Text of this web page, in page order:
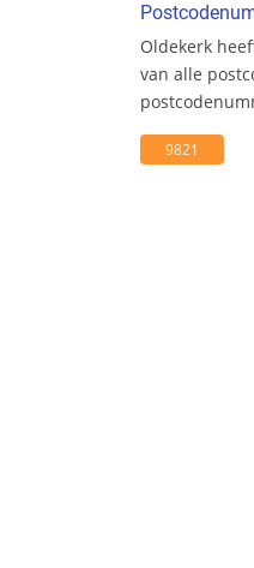
Oldekerk
van alle
9821